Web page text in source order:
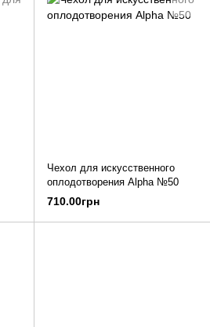
Чехол для искусственного
оплодотворения Alpha №50
710.00грн